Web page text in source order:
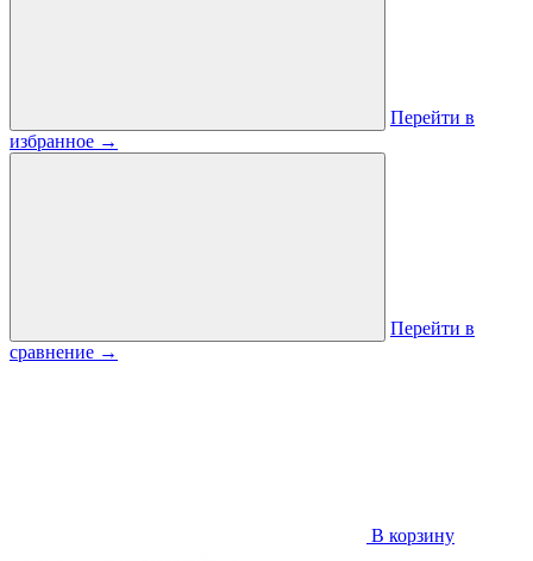
Перейти в
избранное →
Перейти в
сравнение →
В корзину